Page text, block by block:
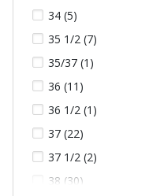
34 (5)
35 1/2 (7)
35/37 (1)
36 (11)
36 1/2 (1)
37 (22)
37 1/2 (2)
38 (30)